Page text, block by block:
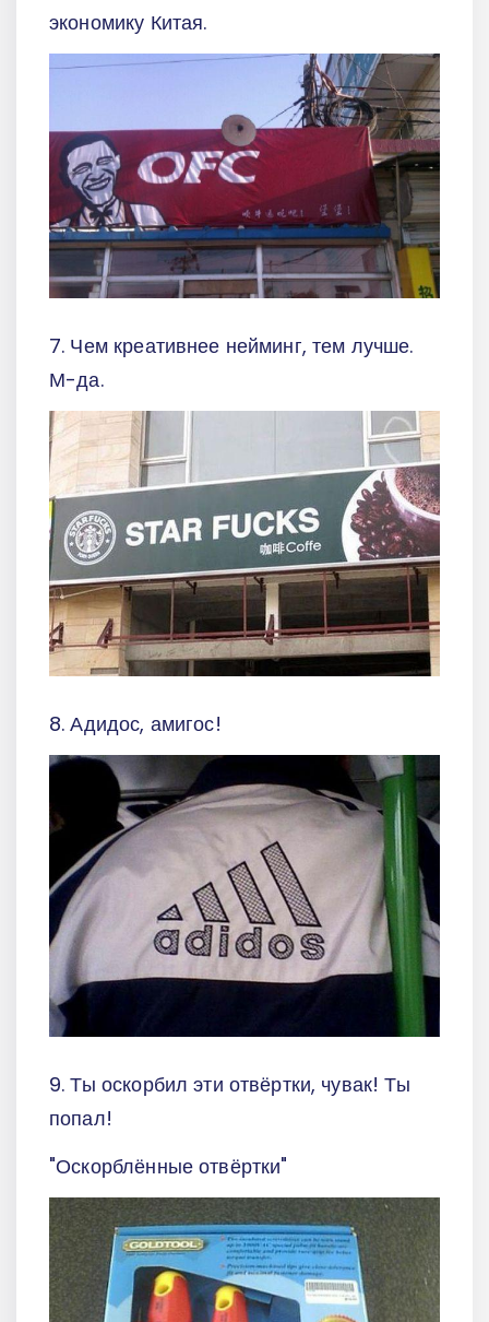
экономику Китая.
7. Чем креативнее нейминг, тем лучше.
М-да.
8. Адидос, амигос!
9. Ты оскорбил эти отвёртки, чувак! Ты
попал!
"Оскорблённые отвёртки"